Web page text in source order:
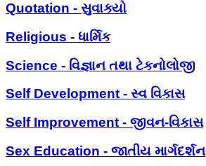
Quotation - સુવાક્યો
Religious - ધાર્મિક
Science - વિજ્ઞાન તથા ટેકનોલોજી
Self Development - સ્વ વિકાસ
Self Improvement - જીવન-વિકાસ
Sex Education - જાતીય માર્ગદર્શન